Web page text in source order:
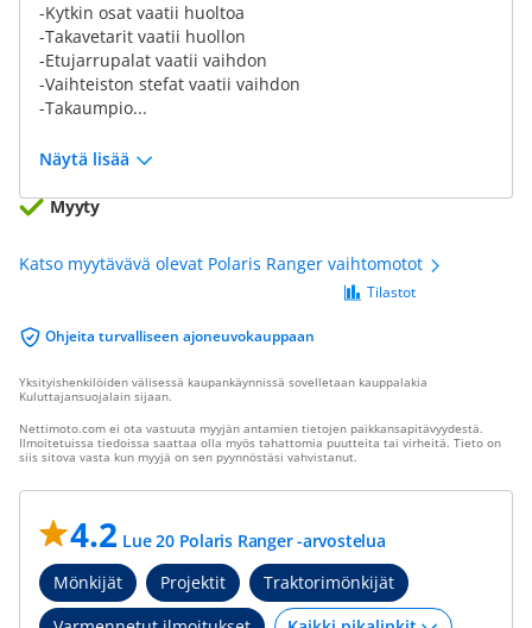
-Kytkin osat vaatii huoltoa
-Takavetarit vaatii huollon
-Etujarrupalat vaatii vaihdon
-Vaihteiston stefat vaatii vaihdon
-Takaumpio...
Näytä lisää
Myyty
Katso myytävävä olevat Polaris Ranger vaihtomotot
Ohjeita turvalliseen ajoneuvokauppaan
Tilastot
Yksityishenkilöiden välisessä kaupankäynnissä sovelletaan kauppalakia
Kuluttajansuojalain sijaan.
Nettimoto.com ei ota vastuuta myyjän antamien tietojen paikkansapitävyydestä.
Ilmoitetuissa tiedoissa saattaa olla myös tahattomia puutteita tai virheitä. Tieto on
siis sitova vasta kun myyjä on sen pyynnöstäsi vahvistanut.
4.2 Lue 20 Polaris Ranger -arvostelua
Mönkijät
Projektit
Traktorimönkijät